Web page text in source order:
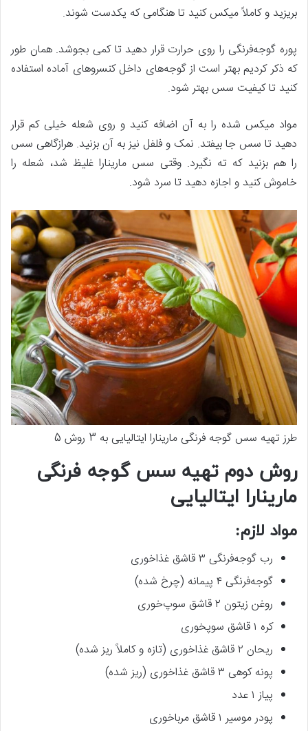
بریزید و کاملاً میکس کنید تا هنگامی که یکدست شوند.
پوره گوجه‌فرنگی را روی حرارت قرار دهید تا کمی بجوشد. همان طور
که ذکر کردیم بهتر است از گوجه‌های داخل کنسروهای آماده استفاده
کنید تا کیفیت سس بهتر شود.
مواد میکس شده را به آن اضافه کنید و روی شعله خیلی کم قرار
دهید تا سس جا بیفتد. نمک و فلفل نیز به آن بزنید. هرازگاهی سس
را هم بزنید که ته نگیرد. وقتی سس مارینارا غلیظ شد، شعله را
خاموش کنید و اجازه دهید تا سرد شود.
طرز تهیه سس گوجه‌ فرنگی مارینارا ایتالیایی به 3 روش 5
روش دوم تهیه سس گوجه ‌فرنگی
مارینارا ایتالیایی
مواد لازم:
رب گوجه‌فرنگی ۳ قاشق غذاخوری
گوجه‌فرنگی ۴ پیمانه (چرخ شده)
روغن زیتون ۲ قاشق سوپ‌خوری
کره ۱ قاشق سوپخوری
ریحان ۲ قاشق غذاخوری (تازه و کاملاً ریز شده)
پونه کوهی ۳ قاشق غذاخوری (ریز شده)
پیاز ۱ عدد
پودر موسیر ۱ قاشق مرباخوری